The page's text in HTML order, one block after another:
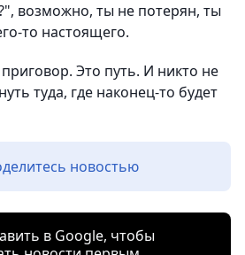
возможно, ты не потерян, ты
то настоящего.
Это путь. И никто не
туда, где наконец-то будет
новостью
в Google, чтобы